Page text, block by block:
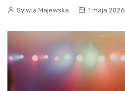
Sylwia Majewska 1 maja 2026